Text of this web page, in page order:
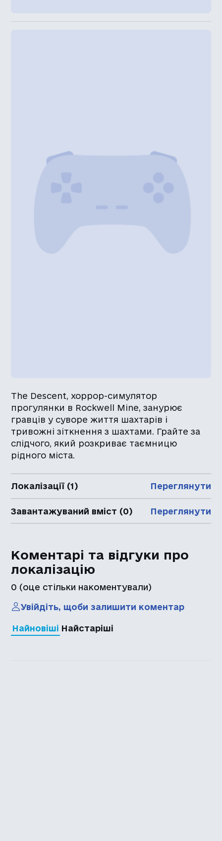
The Descent, хоррор-симулятор
прогулянки в Rockwell Mine, занурює
гравців у суворе життя шахтарів і
тривожні зіткнення з шахтами. Грайте за
слідчого, який розкриває таємницю
рідного міста.
Локалізації (1) Переглянути
Завантажуваний вміст (0) Переглянути
Коментарі та відгуки про
локалізацію
0 (оце стільки накоментували)
Увійдіть, щоби залишити коментар
Найновіші Найстаріші